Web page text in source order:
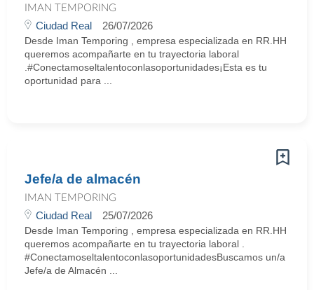
IMAN TEMPORING
Ciudad Real 26/07/2026
Desde Iman Temporing , empresa especializada en RR.HH
queremos acompañarte en tu trayectoria laboral
.#Conectamoseltalentoconlasoportunidades¡Esta es tu
oportunidad para ...
Jefe/a de almacén
IMAN TEMPORING
Ciudad Real 25/07/2026
Desde Iman Temporing , empresa especializada en RR.HH
queremos acompañarte en tu trayectoria laboral .
#ConectamoseltalentoconlasoportunidadesBuscamos un/a
Jefe/a de Almacén ...